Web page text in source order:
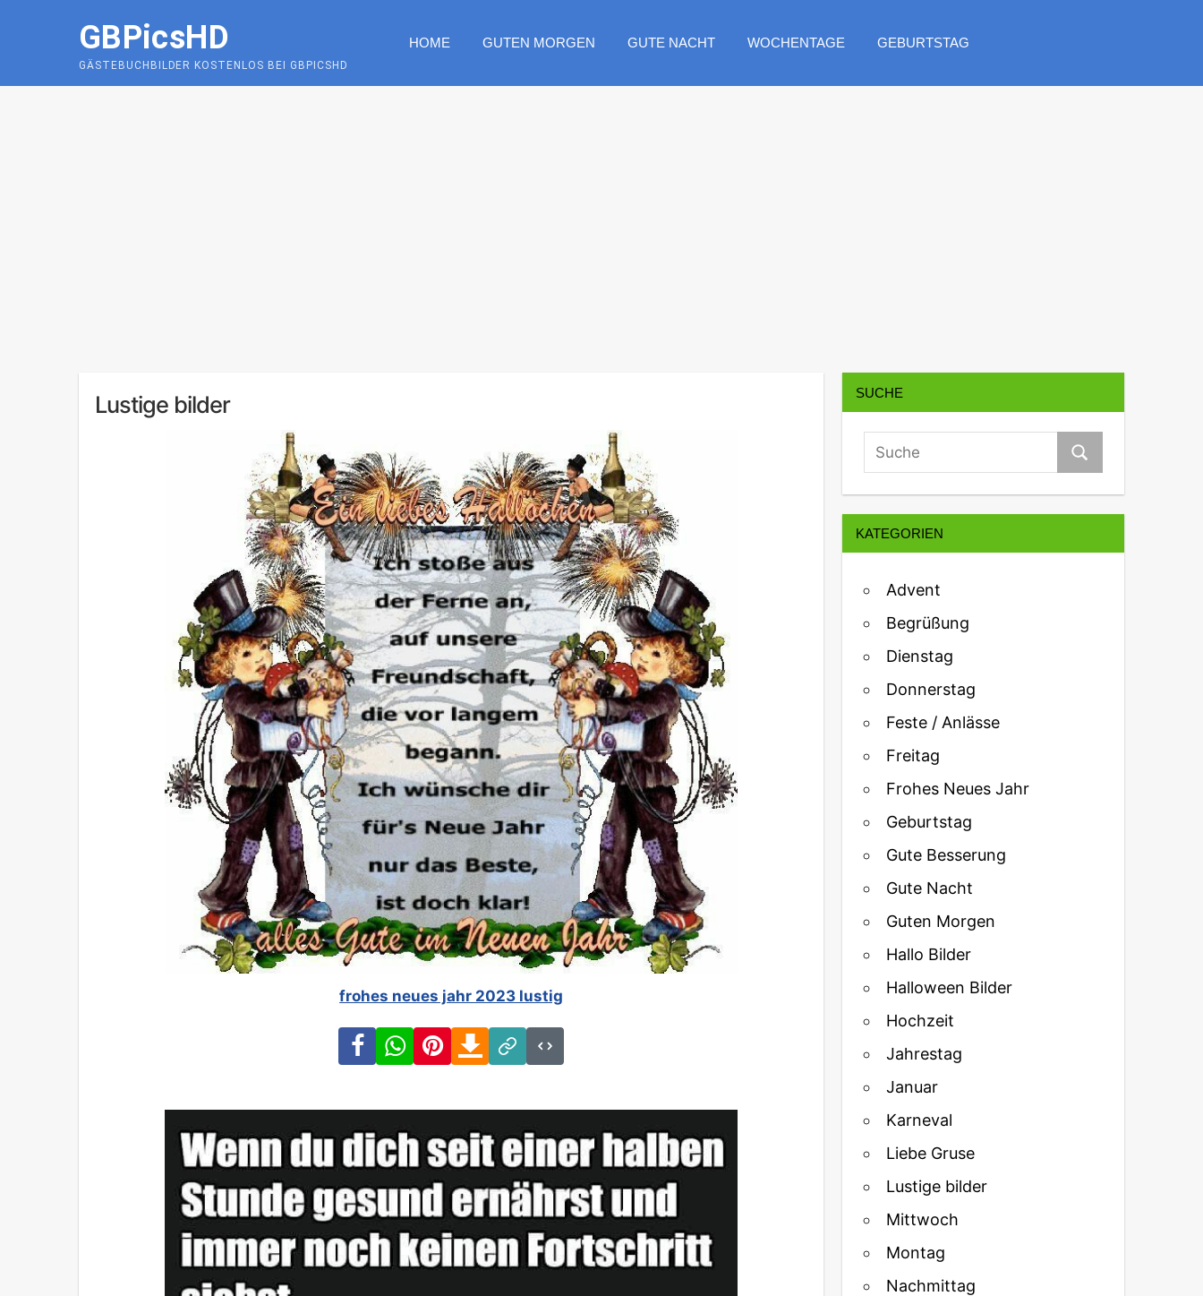
GBPicsHD
GÄSTEBUCHBILDER KOSTENLOS BEI GBPICSHD
HOME GUTEN MORGEN GUTE NACHT WOCHENTAGE GEBURTSTAG
Lustige bilder
frohes neues jahr 2023 lustig
FacebookWhatsAppPinterestDownload
Link
SUCHE
KATEGORIEN
Advent
Begrüßung
Dienstag
Donnerstag
Feste / Anlässe
Freitag
Frohes Neues Jahr
Geburtstag
Gute Besserung
Gute Nacht
Guten Morgen
Hallo Bilder
Halloween Bilder
Hochzeit
Jahrestag
Januar
Karneval
Liebe Gruse
Lustige bilder
Mittwoch
Montag
Nachmittag